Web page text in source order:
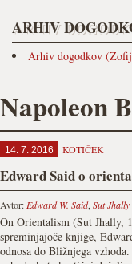
ARHIV
Arhiv dogodkov
Napoleon
14. 7. 2016 KOTIČEK
Edward Said o
Avtor: Edward W. Said, Sut Jhally
On Orientalism (Sut Jhally,
spreminjajoče knjige,
odnosa do Bližnjega